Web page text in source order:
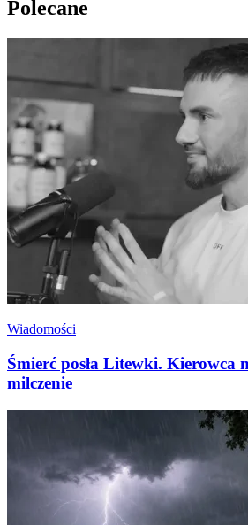
Polecane
Wiadomości
Śmierć posła Litewki. Kierowca
milczenie